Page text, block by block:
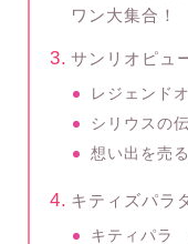
ワン大集合！
サンリオピュ
レジェンド
シリウスの
想い出を売
キティズパラ
キティパラ